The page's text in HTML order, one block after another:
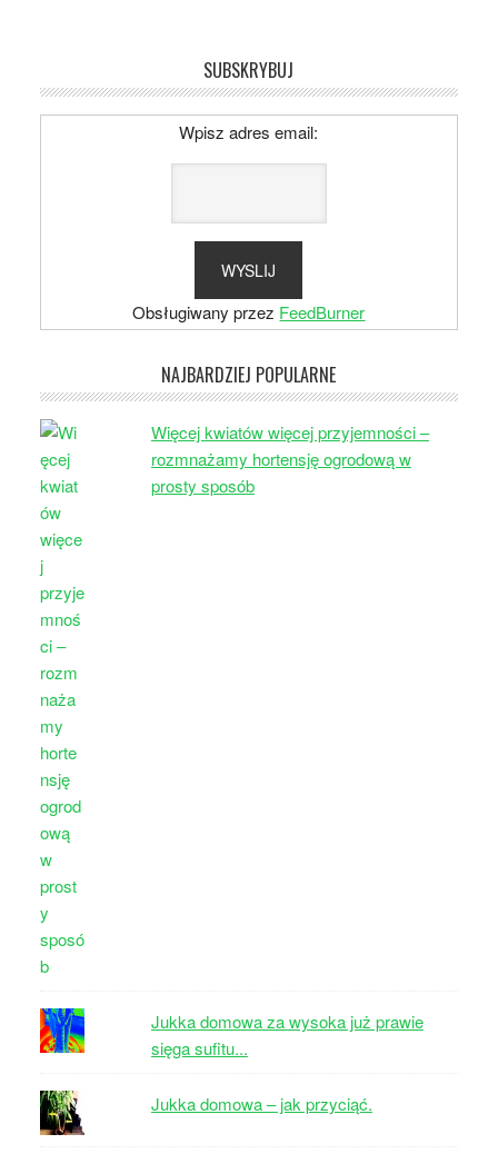
SUBSKRYBUJ
Wpisz adres email:
Obsługiwany przez FeedBurner
NAJBARDZIEJ POPULARNE
Więcej kwiatów więcej przyjemności –
rozmnażamy hortensję ogrodową w
prosty sposób
Jukka domowa za wysoka już prawie
sięga sufitu...
Jukka domowa – jak przyciąć.